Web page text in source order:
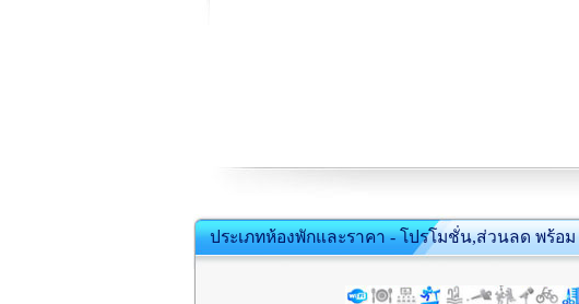
ประเภทห้องพักและราคา - โปรโมชั่น,ส่วนลด พร้อม